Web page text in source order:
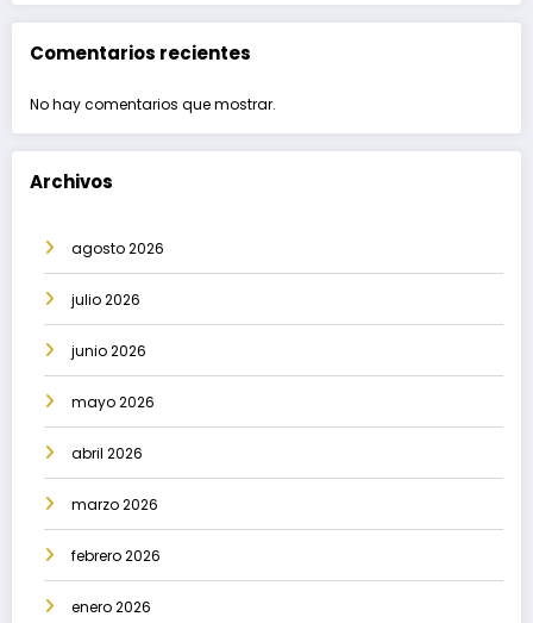
Comentarios recientes
No hay comentarios que mostrar.
Archivos
agosto 2026
julio 2026
junio 2026
mayo 2026
abril 2026
marzo 2026
febrero 2026
enero 2026